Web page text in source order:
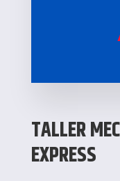
TALLER
EXPRESS